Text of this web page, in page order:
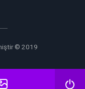
© 2019